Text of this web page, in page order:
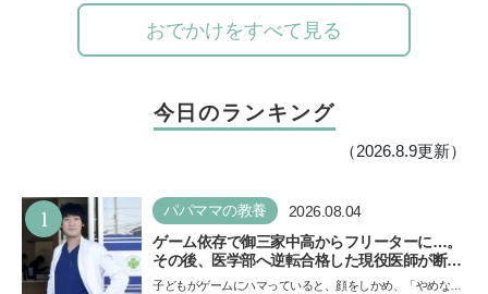
おでかけをすべて見る
今日のランキング
（2026.8.9更新）
1 パパママの教養 2026.08.04
ゲーム依存で御三家中高からフリーターに…。
その後、医学部へ逆転合格した現役医師が断言
「ゲームの経験が受験勉強に役立った」そう考
子どもがゲームにハマっていると、顔をしかめ、「やめなさ